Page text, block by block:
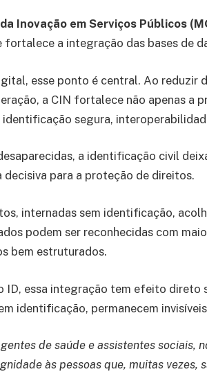
Inovação em Serviços Públicos
a integração das bases de
esse ponto é central. Ao reduzir
a CIN fortalece não apenas a
segura,
a identificação civil
decisiva para a proteção de direitos.
internadas sem identificação,
podem ser reconhecidas com
bem estruturados.
ID, essa integração tem efeito direto
identificação, permanecem
de saúde e assistentes sociais,
às pessoas que, muitas vezes,